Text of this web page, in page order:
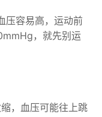
容易高，运动前
，就先别运
，血压可能往上跳